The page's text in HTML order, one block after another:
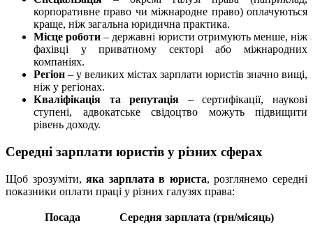
корпоративне право чи міжнародне право) оплачуються
краще, ніж загальна юридична практика.
Місце роботи – державні юристи отримують менше, ніж
фахівці у приватному секторі або міжнародних
компаніях.
Регіон – у великих містах зарплати юристів значно вищі,
ніж у регіонах.
Кваліфікація та репутація – сертифікації, наукові
ступені, адвокатське свідоцтво можуть підвищити
рівень доходу.
Середні зарплати юристів у різних сферах
Щоб зрозуміти,яка зарплата в юриста, розглянемо середні
показники оплати праці у різних галузях права:
Посада
Середня зарплата (грн/місяць)